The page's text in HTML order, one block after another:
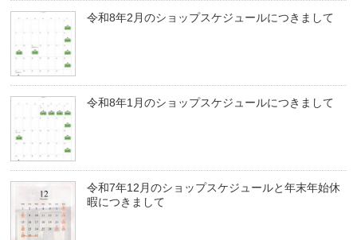
令和8年2月のショップスケジュールにつきまして
令和8年1月のショップスケジュールにつきまして
令和7年12月のショップスケジュールと年末年始休
暇につきまして